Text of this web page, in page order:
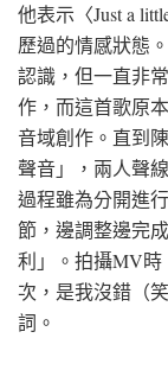
他表示〈Just a
歷過的情感狀態
認識，但一直非
作，而這首歌原
音域創作。直到
聲音」，兩人聲
過程雖為分開進
節，邊調整邊完
利」。拍攝MV時
次，是我沒錯（
詞。